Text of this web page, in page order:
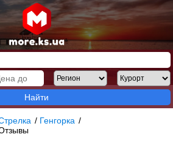
Найти
/ Генгорка /